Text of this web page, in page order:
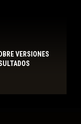
VERSIONES